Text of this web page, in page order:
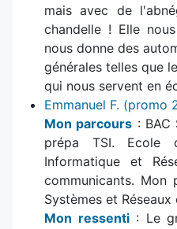
mais avec de
chandelle ! Elle
nous donne des
générales telles que
qui nous servent en
Emmanuel F. (promo
Mon parcours : BAC
prépa TSI. Ecole
Informatique et
communicants. Mon
Systèmes et Réseaux
Mon ressenti: Le